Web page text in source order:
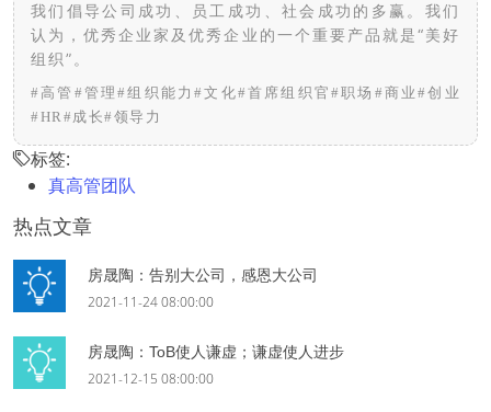
我们倡导公司成功、员工成功、社会成功的多赢。我们
认为，优秀企业家及优秀企业的一个重要产品就是“美好
组织”。
#高管 #管理#组织能力#文化#首席组织官 #职场 #商业#创业
#HR#成长#领导力
标签:
真高管团队
热点文章
房晟陶：告别大公司，感恩大公司
2021-11-24 08:00:00
房晟陶：ToB使人谦虚；谦虚使人进步
2021-12-15 08:00:00